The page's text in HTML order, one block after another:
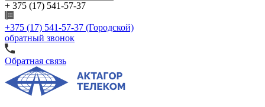
+ 375 (17) 541-57-37
+375 (17) 541-57-37 (Городской)
обратный звонок
Обратная связь